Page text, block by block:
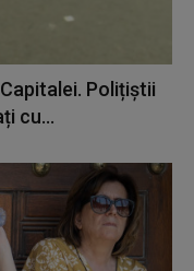
Polițiștii
cu...